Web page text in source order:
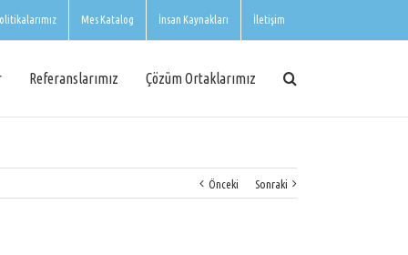
Mes Katalog İnsan Kaynakları İletişim
Referanslarımız Çözüm Ortaklarımız
Önceki Sonraki